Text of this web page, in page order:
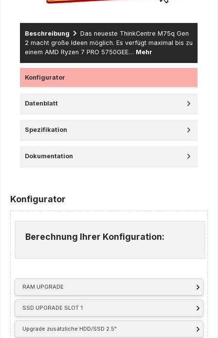
Beschreibung
Das neueste ThinkCentre M75q Gen
2 macht große Ideen möglich. Es verfügt maximal bis zu
einem AMD Ryzen 7 PRO 5750GEE… Mehr
Konfigurator
Datenblatt
Spezifikation
Dokumentation
Konfigurator
RAM UPGRADE
SSD UPGRADE SLOT 1
Upgrade zusätzliche HDD/SSD 2.5"
Berechnung Ihrer Konfiguration: